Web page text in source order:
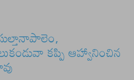
కప్పి ఆహ్వానించిన